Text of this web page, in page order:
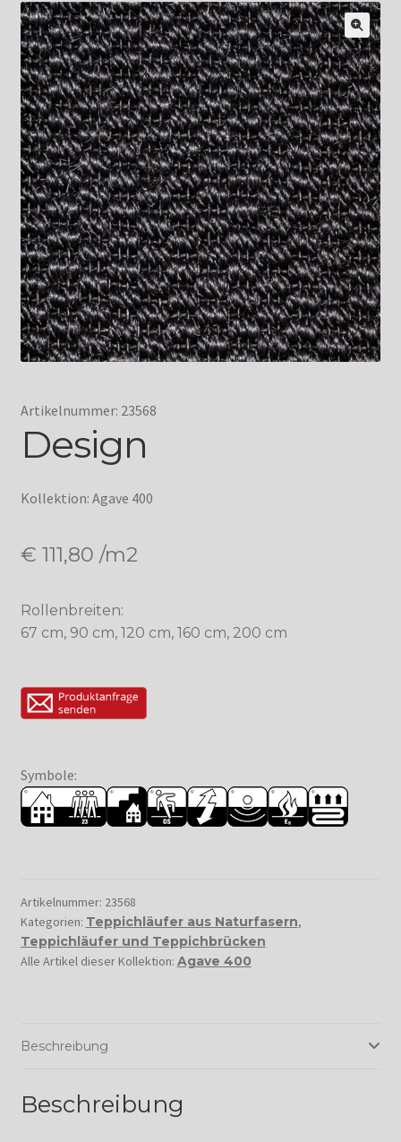
Artikelnummer: 23568
Design
Kollektion: Agave 400
€ 111,80 /m2
Rollenbreiten:
67 cm, 90 cm, 120 cm, 160 cm, 200 cm
Symbole:
Artikelnummer: 23568
Kategorien: Teppichläufer aus Naturfasern,
Teppichläufer und Teppichbrücken
Alle Artikel dieser Kollektion: Agave 400
Beschreibung
Beschreibung